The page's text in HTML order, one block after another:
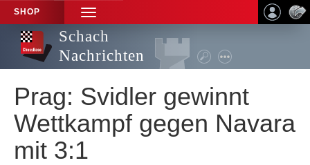
SHOP
TOGGLE
NAVIGATION
Schach
Nachrichten
Prag: Svidler gewinnt
Wettkampf gegen Navara
mit 3:1